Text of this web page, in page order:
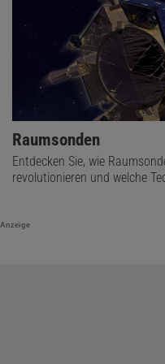
Beobachtungszeitraum als
präzisere Positions- und
Raumsonden
Entdecken Sie, wie
revolutionieren und welche
Anzeige